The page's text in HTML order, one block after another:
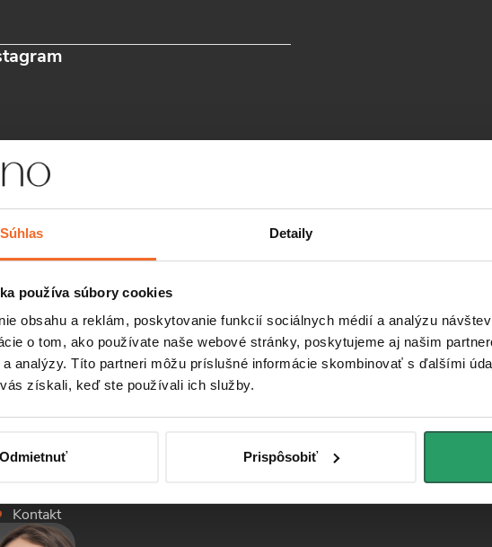
Súhlas Detaily
používa súbory cookies
obsahu a reklám, poskytovanie funkcií sociálnych médií a analýzu
o tom, ako používate naše webové stránky, poskytujeme aj našim
analýzy. Títo partneri môžu príslušné informácie skombinovať s ďalšími
získali, keď ste používali ich služby.
Odmietnuť Prispôsobiť
pre vás
Všetko o nákupe
Doprava a platby
Hodnotenie obchodu
Cenová ponuka na mieru
Vrátenie tovaru a reklamácia
Obchodné podmienky
Kontakt
Veľkoobchodná spolupráca